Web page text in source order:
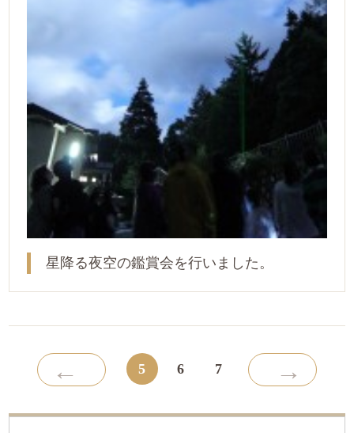
星降る夜空の鑑賞会を行いました。
← 5 6 7 →